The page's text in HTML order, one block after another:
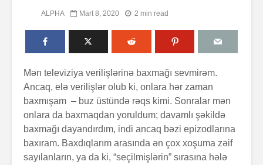
ALPHA Mart 8, 2020 2 min read
Mən televiziya verilişlərinə baxmağı sevmirəm.
Ancaq, elə verilişlər olub ki, onlara hər zaman
baxmışam – buz üstündə rəqs kimi. Sonralar mən
onlara da baxmaqdan yoruldum; davamlı şəkildə
baxmağı dayandırdım, indi ancaq bəzi epizodlarına
baxıram. Baxdıqlarım arasında ən çox xoşuma zəif
sayılanların, ya da ki, “seçilmişlərin” sırasına hələ